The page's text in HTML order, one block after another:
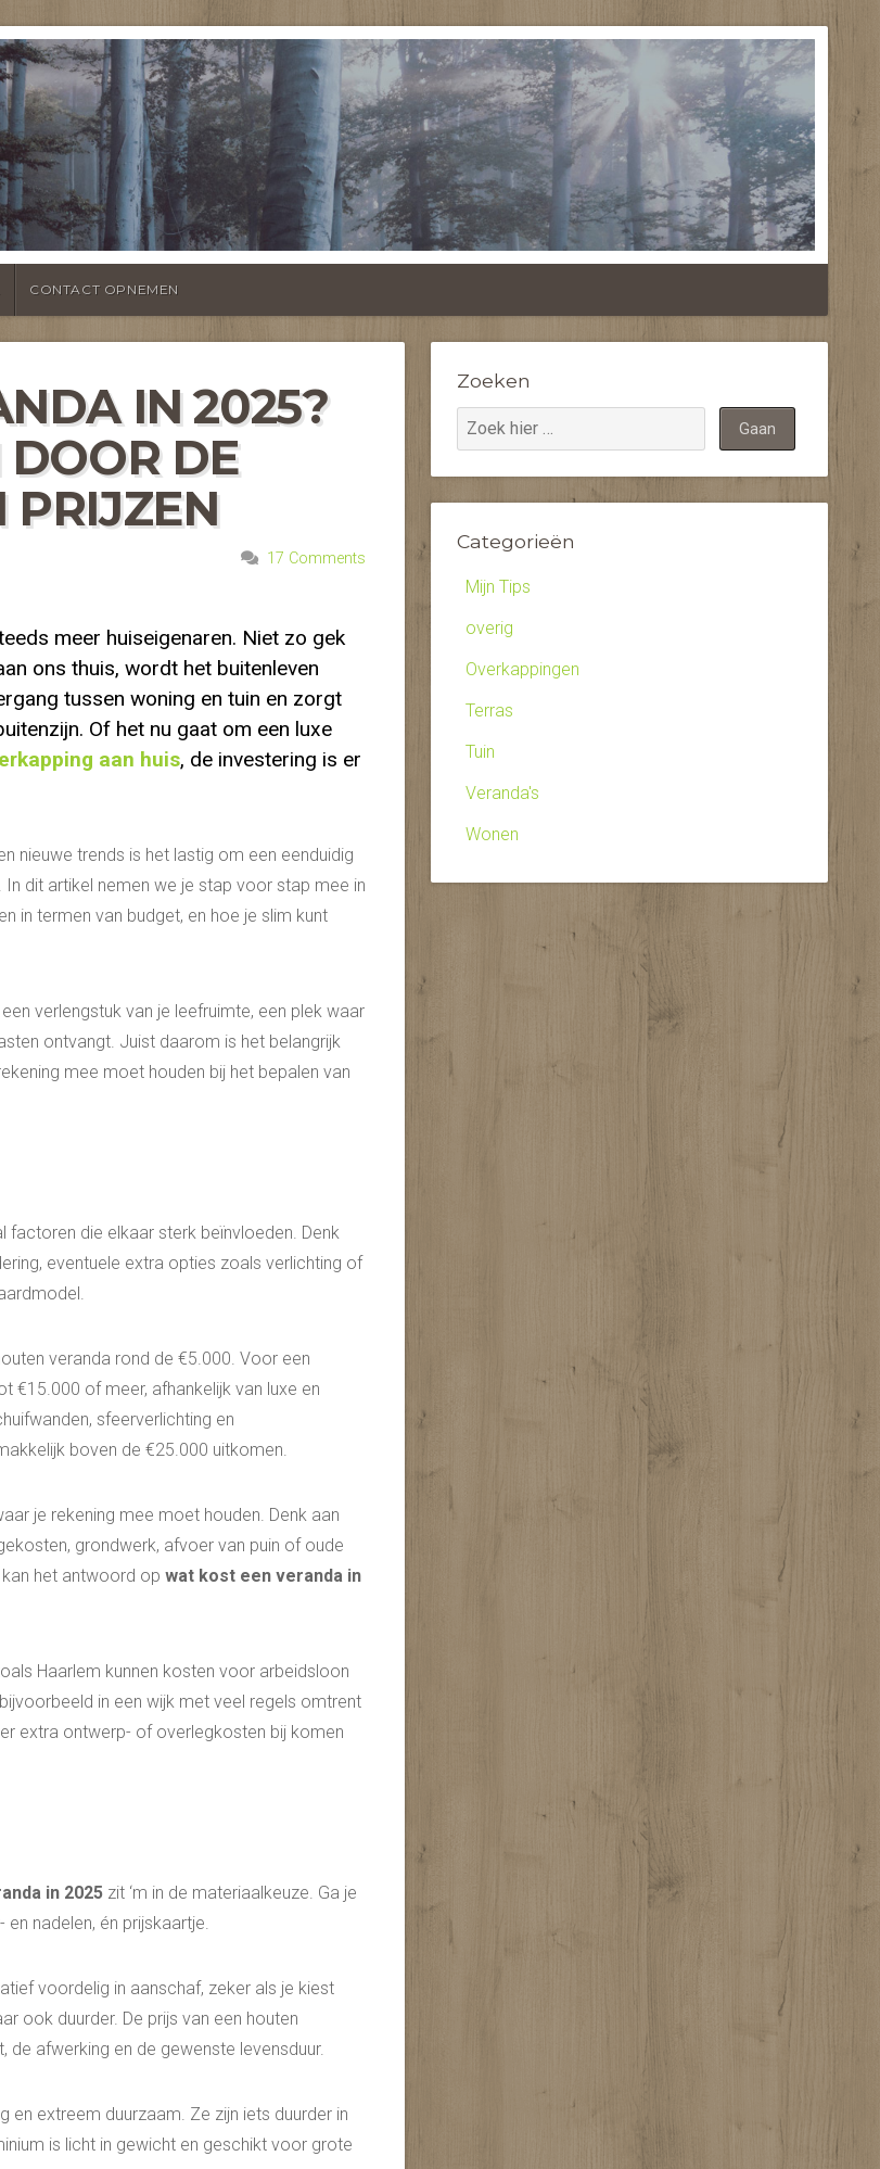
OVER
EN VERANDA'S
CONTACT OPNEMEN
IN 2025?
DOOR DE
PRIJZEN
17 Comments
meer huiseigenaren. Niet zo gek
ons thuis, wordt het buitenleven
tussen woning en tuin en zorgt
Of het nu gaat om een luxe
aan huis, de investering is er
nieuwe trends is het lastig om een eenduidig
. In dit artikel nemen we je stap voor stap mee in
in termen van budget, en hoe je slim kunt
verlengstuk van je leefruimte, een plek waar
ontvangt. Juist daarom is het belangrijk
mee moet houden bij het bepalen van
factoren die elkaar sterk beïnvloeden. Denk
eventuele extra opties zoals verlichting of
veranda rond de €5.000. Voor een
€15.000 of meer, afhankelijk van luxe en
sfeerverlichting en
boven de €25.000 uitkomen.
je rekening mee moet houden. Denk aan
grondwerk, afvoer van puin of oude
het antwoord op wat kost een veranda in
Haarlem kunnen kosten voor arbeidsloon
in een wijk met veel regels omtrent
extra ontwerp- of overlegkosten bij komen
in 2025 zit ‘m in de materiaalkeuze. Ga je
nadelen, én prijskaartje.
voordelig in aanschaf, zeker als je kiest
ook duurder. De prijs van een houten
de afwerking en de gewenste levensduur.
en extreem duurzaam. Ze zijn iets duurder in
is licht in gewicht en geschikt voor grote
Zoeken
Categorieën
Mijn Tips
overig
Overkappingen
Terras
Tuin
Veranda's
Wonen